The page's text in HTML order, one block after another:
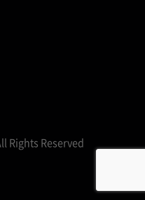
Rights Reserved